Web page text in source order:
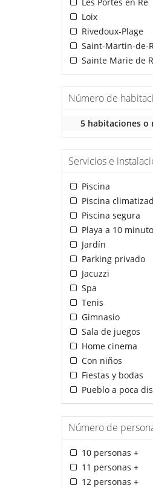
Loix
Rivedoux-Plage
Saint-Martin-de-
Sainte Marie de
Número de
5 habitaciones o
Servicios e
Piscina
Piscina
Piscina segura
Playa a 10
Jardín
Parking privado
Jacuzzi
Spa
Tenis
Gimnasio
Sala de juegos
Home cinema
Con niños
Fiestas y bodas
Pueblo a poca
Número de
10 personas +
11 personas +
12 personas +